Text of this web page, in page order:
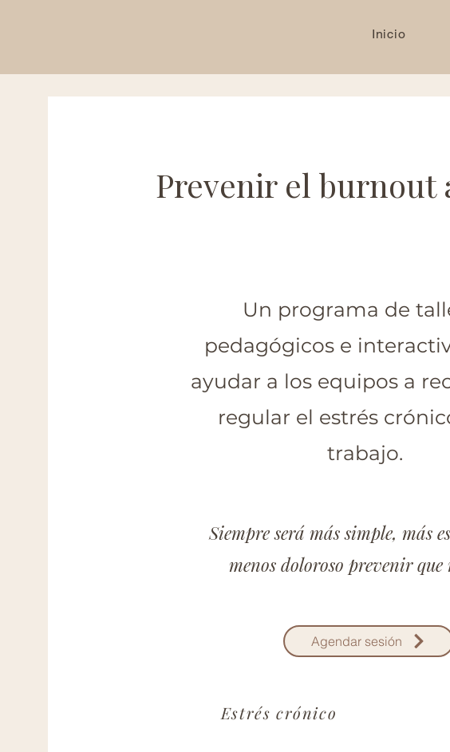
Inicio
Prevenir el burnout
Un programa de
pedagógicos e
ayudar a los equipos a
regular el estrés
trabajo.
Siempre será más simple, más
menos doloroso prevenir
Agendar sesión
Estrés crónico